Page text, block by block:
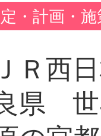
・計画・
Ｒ西
県